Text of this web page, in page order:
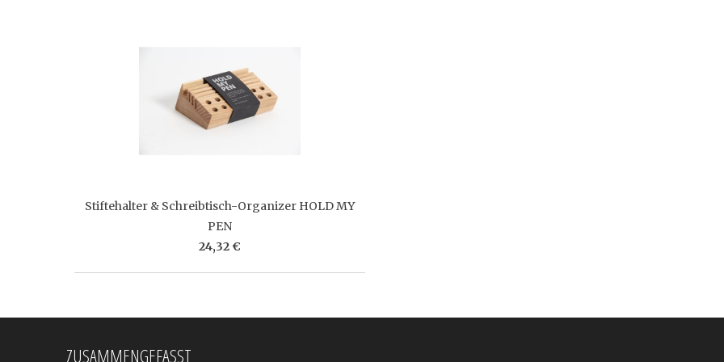
Stiftehalter & Schreibtisch-Organizer HOLD MY
PEN
24,32 €
ZUSAMMENGEFASST